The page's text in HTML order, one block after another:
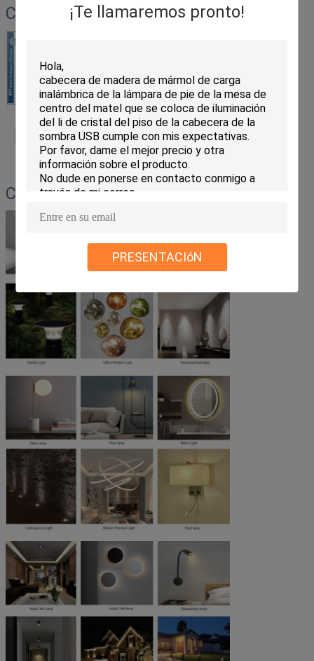
¡Te llamaremos pronto!
PRESENTACIóN
Certificados
Categorías de producto